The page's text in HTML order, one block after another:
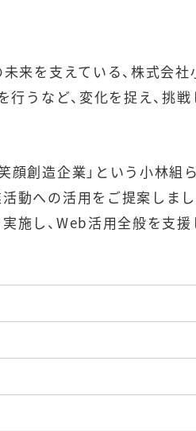
来を支えている、株式会社
うなど、変化を捉え、挑戦
顔創造企業」という小林組
動への活用をご提案しまし
施し、Web活用全般を支援